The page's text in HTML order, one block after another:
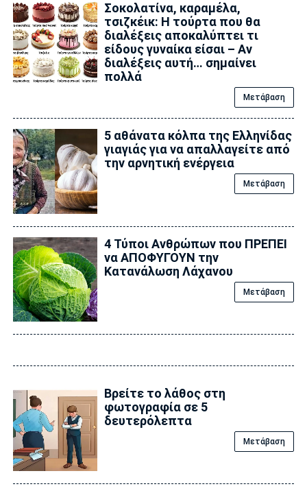
Σοκολατίνα, καραμέλα,
τσιζκέικ: Η τούρτα που θα
διαλέξεις αποκαλύπτει τι
είδους γυναίκα είσαι – Αν
διαλέξεις αυτή… σημαίνει
πολλά
Μετάβαση
5 αθάνατα κόλπα της Ελληνίδας
γιαγιάς για να απαλλαγείτε από
την αρνητική ενέργεια
Μετάβαση
4 Τύποι Ανθρώπων που ΠΡΕΠΕΙ
να ΑΠΟΦΥΓΟΥΝ την
Κατανάλωση Λάχανου
Μετάβαση
Βρείτε το λάθος στη
φωτογραφία σε 5
δευτερόλεπτα
Μετάβαση